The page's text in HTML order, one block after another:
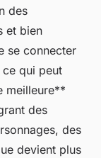
des
et bien
se connecter
qui peut
meilleure**
des
des
devient plus